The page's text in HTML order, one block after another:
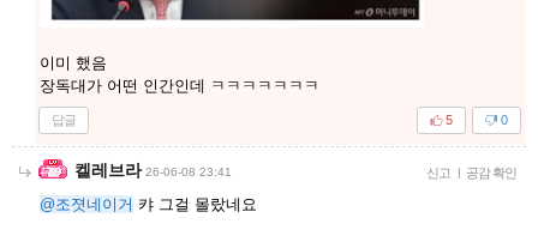
이미 했음
장독대가 어떤 인간인데 ㅋㅋㅋㅋㅋㅋㅋ
답글 0
5
켈레브라 26-06-08 23:41 신고 | 공감 확인
@조졋네이거 캬 그걸 몰랐네요